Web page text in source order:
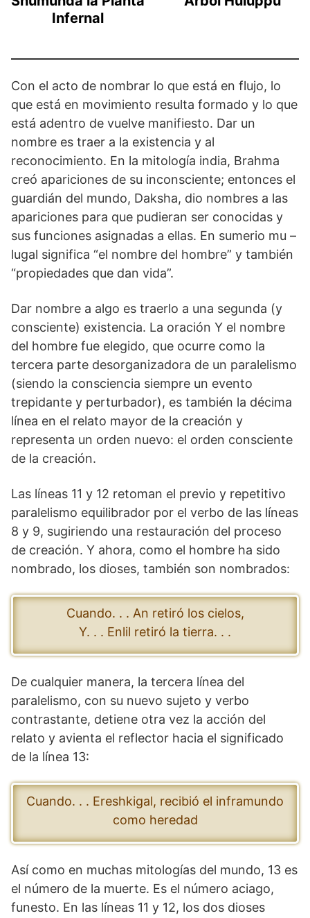
Infernal
Con el acto de nombrar lo que está en flujo, lo
que está en movimiento resulta formado y lo que
está adentro de vuelve manifiesto. Dar un
nombre es traer a la existencia y al
reconocimiento. En la mitología india, Brahma
creó apariciones de su inconsciente; entonces el
guardián del mundo, Daksha, dio nombres a las
apariciones para que pudieran ser conocidas y
sus funciones asignadas a ellas. En sumerio mu –
lugal significa “el nombre del hombre” y también
“propiedades que dan vida”.
Dar nombre a algo es traerlo a una segunda (y
consciente) existencia. La oración Y el nombre
del hombre fue elegido, que ocurre como la
tercera parte desorganizadora de un paralelismo
(siendo la consciencia siempre un evento
trepidante y perturbador), es también la décima
línea en el relato mayor de la creación y
representa un orden nuevo: el orden consciente
de la creación.
Las líneas 11 y 12 retoman el previo y repetitivo
paralelismo equilibrador por el verbo de las líneas
8 y 9, sugiriendo una restauración del proceso
de creación. Y ahora, como el hombre ha sido
nombrado, los dioses, también son nombrados:
Cuando. . . An retiró los cielos,
Y. . . Enlil retiró la tierra. . .
De cualquier manera, la tercera línea del
paralelismo, con su nuevo sujeto y verbo
contrastante, detiene otra vez la acción del
relato y avienta el reflector hacia el significado
de la línea 13:
Cuando. . . Ereshkigal, recibió el inframundo
como heredad
Así como en muchas mitologías del mundo, 13 es
el número de la muerte. Es el número aciago,
funesto. En las líneas 11 y 12, los dos dioses